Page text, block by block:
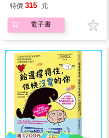
特價 315 元
電子書